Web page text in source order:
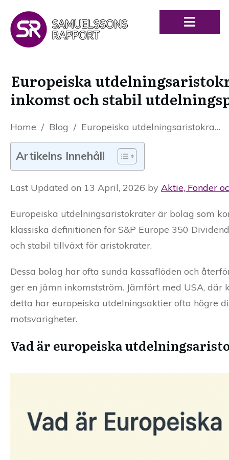
Europeiska
inkomst och stabil
Home / Blog / Europeiska utdelningsaristokrater 2026: Bästa aktierna för passiv inkomst och stabil utdelningsportfölj
Artikelns Innehåll
Last Updated on 13 April, 2026 by Aktie, Fonder
Europeiska utdelningsaristokrater är bolag som
klassiska definitionen för S&P Europe 350
och stabil tillväxt för aristokrater.
Dessa bolag har ofta sunda kassaflöden och
ger en jämn inkomstström. Jämfört med USA,
detta har europeiska utdelningsaktier ofta högre
motsvarigheter.
Vad är europeiska